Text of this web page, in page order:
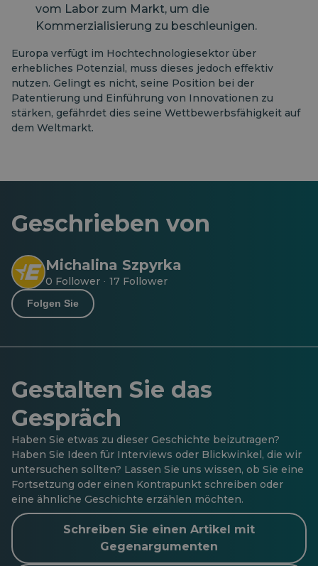
vom Labor zum Markt, um die
Kommerzialisierung zu beschleunigen.
Europa verfügt im Hochtechnologiesektor über
erhebliches Potenzial, muss dieses jedoch effektiv
nutzen. Gelingt es nicht, seine Position bei der
Patentierung und Einführung von Innovationen zu
stärken, gefährdet dies seine Wettbewerbsfähigkeit auf
dem Weltmarkt.
Geschrieben von
Michalina Szpyrka
0 Follower · 17 Follower
Folgen Sie
Gestalten Sie das
Gespräch
Haben Sie etwas zu dieser Geschichte beizutragen?
Haben Sie Ideen für Interviews oder Blickwinkel, die wir
untersuchen sollten? Lassen Sie uns wissen, ob Sie eine
Fortsetzung oder einen Kontrapunkt schreiben oder
eine ähnliche Geschichte erzählen möchten.
Schreiben Sie einen Artikel mit
Gegenargumenten